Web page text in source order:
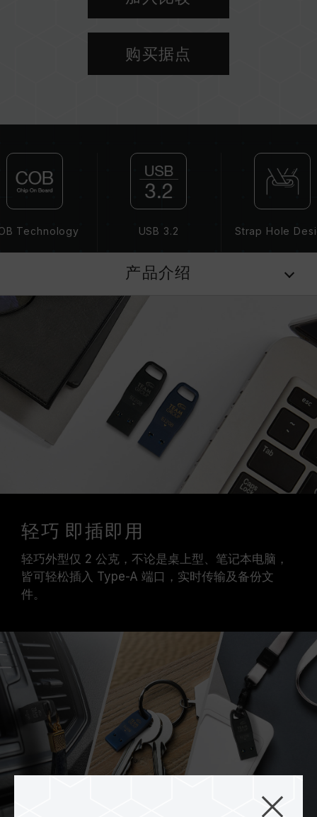
购买据点
Technology USB 3.2 Strap Hole
产品介绍
轻巧 即插即用
轻巧外型仅 2 公克，不论是桌上型、笔记本电脑，
皆可轻松插入 Type-A 端口，实时传输及备份文
件。